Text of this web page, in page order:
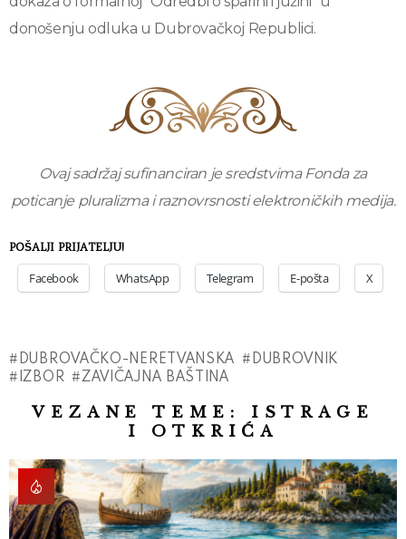
donošenju odluka u Dubrovačkoj Republici.
Ovaj sadržaj sufinanciran je sredstvima Fonda za
poticanje pluralizmai raznovrsnosti elektroničkih medija.
POŠALJI PRIJATELJU!
Facebook WhatsApp Telegram E-pošta X
DUBROVAČKO-NERETVANSKA
DUBROVNIK
IZBOR
ZAVIČAJNA BAŠTINA
VEZANE TEME: ISTRAGE
I OTKRIĆA